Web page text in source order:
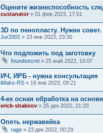
Оцените жизнеспособность
custanator» 01 фев 2023, 17:51
3D по пенопласту. Нужен совет.
Jur2001 » 23 янв 2023, 23:30
Что подложить под заготовку
foundsecret » 25 май 2022, 10:07
ИЧ, ИРБ - нужна консультация
iMaks-RS » 16 янв 2023, 09:21
4-ех осная обработка на
erick-shakirov » 25 дек 2022, 21:20
Опять нержавейка
rage » 23 дек 2022, 00:29